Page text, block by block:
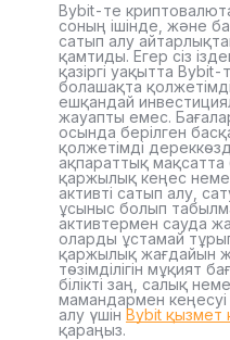
Bybit-те
соның ішінде, және
сатып алу
қамтиды. Егер сіз
қазіргі уақытта
болашақта
ешқандай
жауапты емес.
осында берілген
қолжетімді
ақпараттық мақсатта
қаржылық кеңес
активті сатып алу,
ұсыныс болып
активтермен сауда
оларды ұстамай
қаржылық жағдайын
төзімділігін мұқият
білікті заң, салық
мамандармен
алу үшін Bybit қызмет
қараңыз.